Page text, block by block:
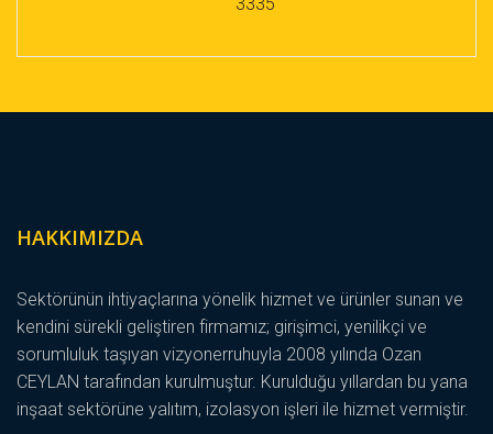
HAKKIMIZDA
Sektörünün ihtiyaçlarına yönelik hizmet ve ürünler sunan ve
kendini sürekli geliştiren firmamız; girişimci, yenilikçi ve
sorumluluk taşıyan vizyonerruhuyla 2008 yılında Ozan
CEYLAN tarafından kurulmuştur. Kurulduğu yıllardan bu yana
inşaat sektörüne yalıtım, izolasyon işleri ile hizmet vermiştir.